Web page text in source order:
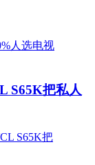
S65K把私人